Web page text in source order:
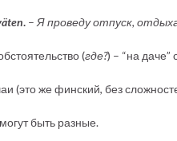
. – Я проведу отпуск,
(где?) – “на
(это же финский, без
быть разные.